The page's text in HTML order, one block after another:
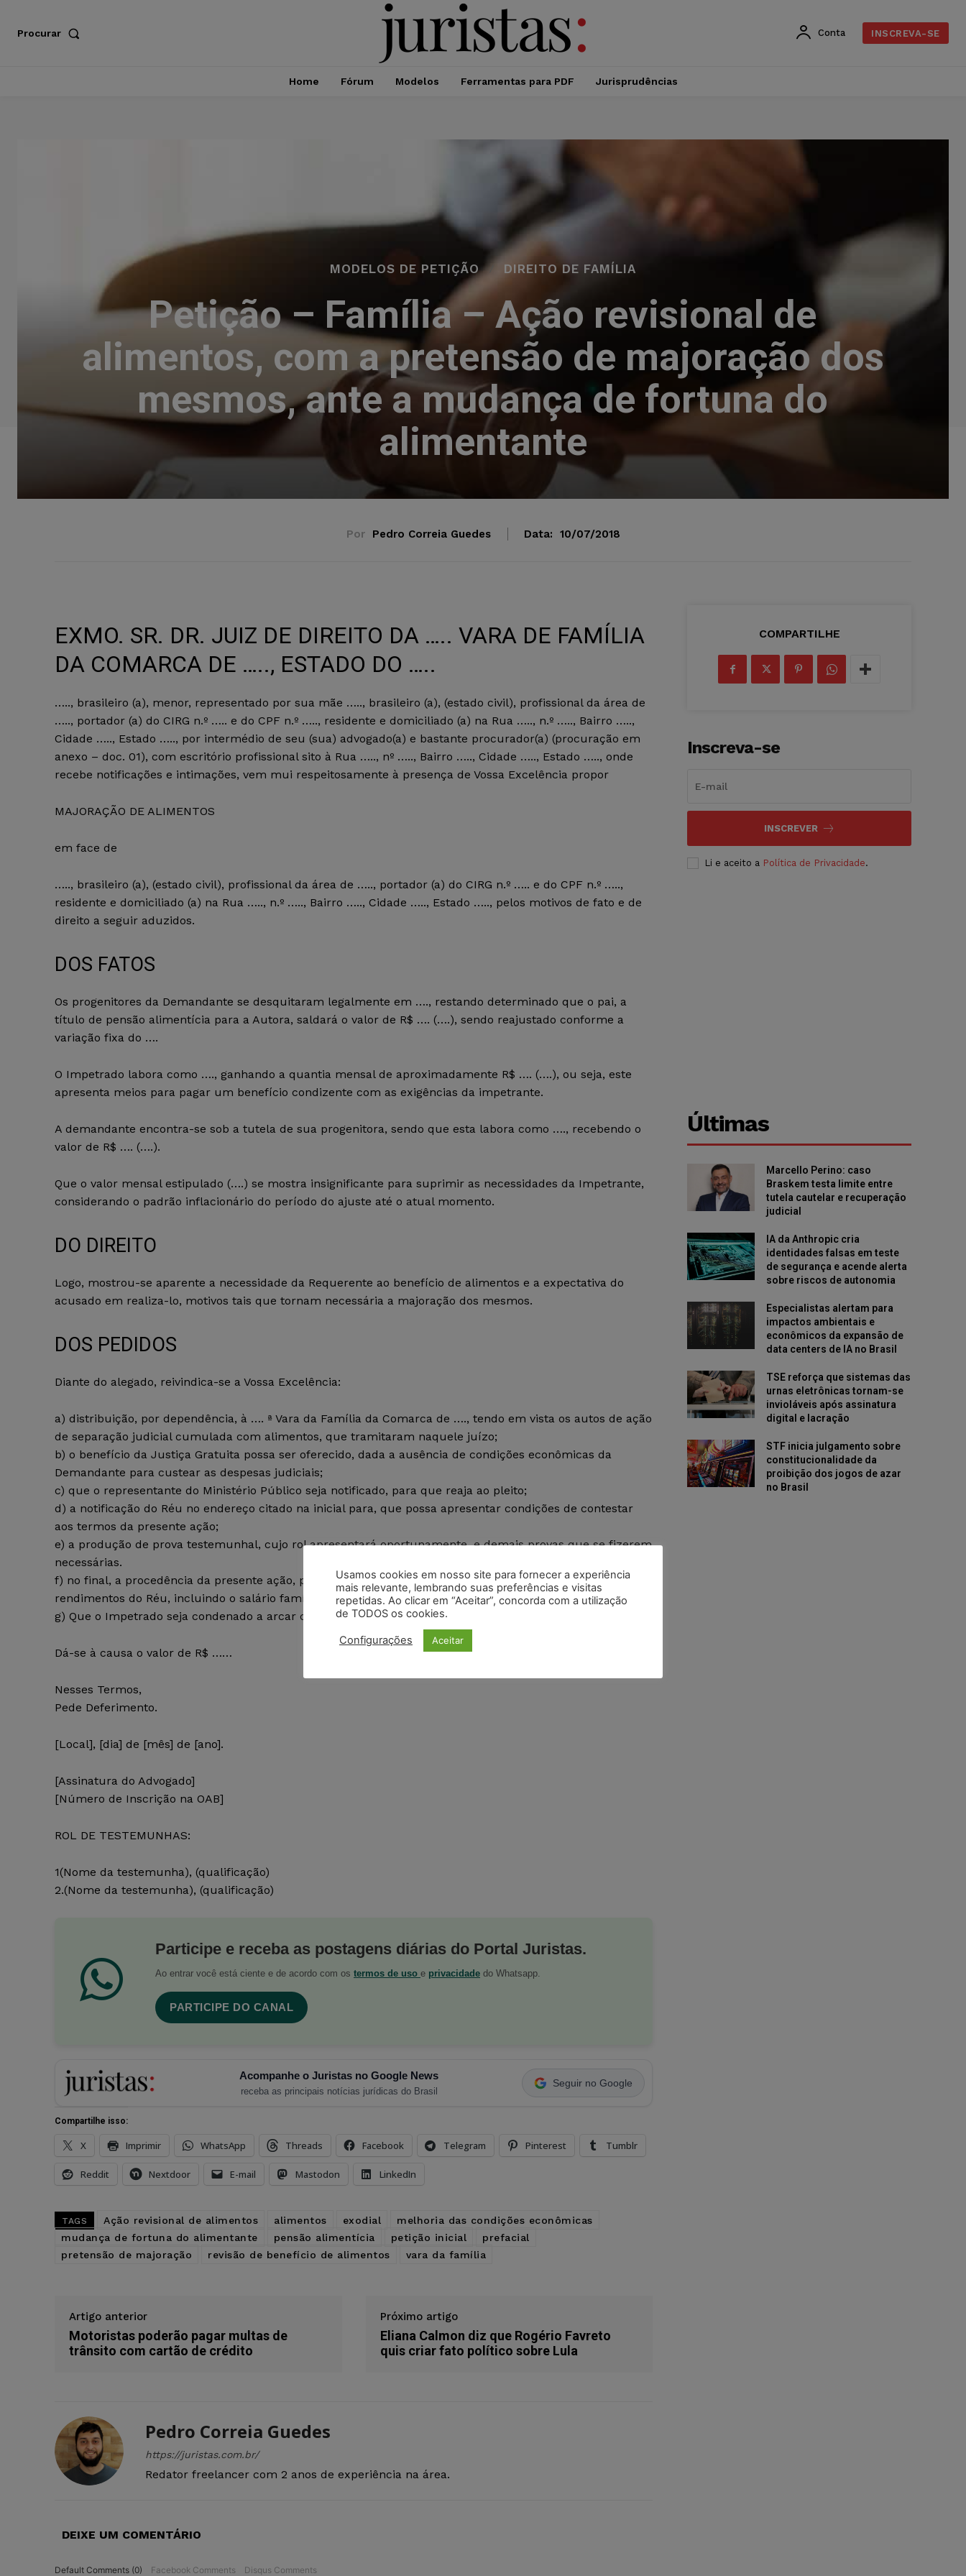
Procurar Conta INSCREVA-SE
Home Fórum Modelos Ferramentas para PDF Jurisprudências
MODELOS DE PETIÇÃO DIREITO DE FAMÍLIA
Petição – Família – Ação revisional de
alimentos, com a pretensão de majoração dos
mesmos, ante a mudança de fortuna do
alimentante
Por Pedro Correia Guedes Data: 10/07/2018
EXMO. SR. DR. JUIZ DE DIREITO DA ….. VARA DE FAMÍLIA
DA COMARCA DE ….., ESTADO DO …..
….., brasileiro (a), menor, representado por sua mãe ….., brasileiro (a), (estado civil), profissional da área de
….., portador (a) do CIRG n.º ….. e do CPF n.º ….., residente e domiciliado (a) na Rua ….., n.º ….., Bairro …..,
Cidade ….., Estado ….., por intermédio de seu (sua) advogado(a) e bastante procurador(a) (procuração em
anexo – doc. 01), com escritório profissional sito à Rua ….., nº ….., Bairro ….., Cidade ….., Estado ….., onde
recebe notificações e intimações, vem mui respeitosamente à presença de Vossa Excelência propor
MAJORAÇÃO DE ALIMENTOS
em face de
….., brasileiro (a), (estado civil), profissional da área de ….., portador (a) do CIRG n.º ….. e do CPF n.º …..,
residente e domiciliado (a) na Rua ….., n.º ….., Bairro ….., Cidade ….., Estado ….., pelos motivos de fato e de
direito a seguir aduzidos.
DOS FATOS
Os progenitores da Demandante se desquitaram legalmente em …., restando determinado que o pai, a
título de pensão alimentícia para a Autora, saldará o valor de R$ …. (….), sendo reajustado conforme a
variação fixa do ….
O Impetrado labora como …., ganhando a quantia mensal de aproximadamente R$ …. (….), ou seja, este
apresenta meios para pagar um benefício condizente com as exigências da impetrante.
A demandante encontra-se sob a tutela de sua progenitora, sendo que esta labora como …., recebendo o
valor de R$ …. (….).
Que o valor mensal estipulado (….) se mostra insignificante para suprimir as necessidades da Impetrante,
considerando o padrão inflacionário do período do ajuste até o atual momento.
DO DIREITO
Logo, mostrou-se aparente a necessidade da Requerente ao benefício de alimentos e a expectativa do
acusado em realiza-lo, motivos tais que tornam necessária a majoração dos mesmos.
DOS PEDIDOS
Diante do alegado, reivindica-se a Vossa Excelência:
a) distribuição, por dependência, à …. ª Vara da Família da Comarca de …., tendo em vista os autos de ação
de separação judicial cumulada com alimentos, que tramitaram naquele juízo;
b) o benefício da Justiça Gratuita possa ser oferecido, dada a ausência de condições econômicas da
Demandante para custear as despesas judiciais;
c) que o representante do Ministério Público seja notificado, para que reaja ao pleito;
d) a notificação do Réu no endereço citado na inicial para, que possa apresentar condições de contestar
aos termos da presente ação;
e) a produção de prova testemunhal, cujo rol apresentará oportunamente, e demais provas que se fizerem
necessárias.
f) no final, a procedência da presente ação, para majorar os alimentos para 1/3 (um terço) dos
rendimentos do Réu, incluindo o salário família;
g) Que o Impetrado seja condenado a arcar com as custas processuais.
Dá-se à causa o valor de R$ ……
Nesses Termos,
Pede Deferimento.
[Local], [dia] de [mês] de [ano].
[Assinatura do Advogado]
[Número de Inscrição na OAB]
ROL DE TESTEMUNHAS:
1(Nome da testemunha), (qualificação)
2.(Nome da testemunha), (qualificação)
Participe e receba as postagens diárias do Portal Juristas.
Ao entrar você está ciente e de acordo com os termos de uso e privacidade do Whatsapp.
PARTICIPE DO CANAL
Acompanhe o Juristas no Google News
receba as principais notícias jurídicas do Brasil
Seguir no Google
Compartilhe isso:
X Imprimir WhatsApp Threads Facebook Telegram Pinterest Tumblr
Reddit Nextdoor E-mail Mastodon LinkedIn
TAGS Ação revisional de alimentos alimentos exodial
melhoria das condições econômicas
mudança de fortuna do alimentante
pensão alimentícia petição inicial
prefacial
pretensão de majoração
revisão de benefício de alimentos vara da família
Artigo anterior
Motoristas poderão pagar multas de
trânsito com cartão de crédito
Próximo artigo
Eliana Calmon diz que Rogério Favreto
quis criar fato político sobre Lula
Pedro Correia Guedes
https://juristas.com.br/
Redator freelancer com 2 anos de experiência na área.
DEIXE UM COMENTÁRIO
Default Comments (0) Facebook Comments Disqus Comments
COMPARTILHE
Inscreva-se
INSCREVER
Li e aceito a Política de Privacidade.
Últimas
Marcello Perino: caso
Braskem testa limite entre
tutela cautelar e recuperação
judicial
IA da Anthropic cria
identidades falsas em teste
de segurança e acende alerta
sobre riscos de autonomia
Especialistas alertam para
impactos ambientais e
econômicos da expansão de
data centers de IA no Brasil
TSE reforça que sistemas das
urnas eletrônicas tornam-se
invioláveis após assinatura
digital e lacração
STF inicia julgamento sobre
constitucionalidade da
proibição dos jogos de azar
no Brasil
Usamos cookies em nosso site para fornecer a experiência
mais relevante, lembrando suas preferências e visitas
repetidas. Ao clicar em “Aceitar”, concorda com a utilização
de TODOS os cookies.
Configurações Aceitar